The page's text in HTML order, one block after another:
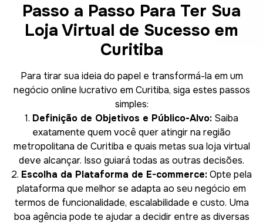
Passo a Passo Para Ter Sua
Loja Virtual de Sucesso em
Curitiba
Para tirar sua ideia do papel e transformá-la em um
negócio online lucrativo em Curitiba, siga estes passos
simples:
1. Definição de Objetivos e Público-Alvo: Saiba
exatamente quem você quer atingir na região
metropolitana de Curitiba e quais metas sua loja virtual
deve alcançar. Isso guiará todas as outras decisões.
2. Escolha da Plataforma de E-commerce:Opte pela
plataforma que melhor se adapta ao seu negócio em
termos de funcionalidade, escalabilidade e custo. Uma
boa agência pode te ajudar a decidir entre as diversas